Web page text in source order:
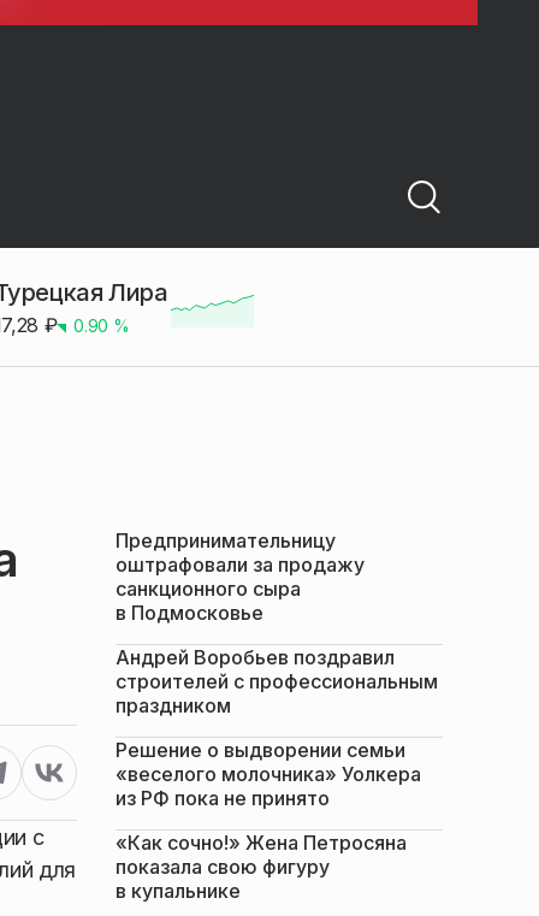
Лира
₽ 0.90 %
с
для
Предпринимательницу
оштрафовали за продажу
санкционного сыра
в Подмосковье
Андрей Воробьев поздравил
строителей с профессиональным
праздником
Решение о выдворении семьи
«веселого молочника» Уолкера
из РФ пока не принято
«Как сочно!» Жена Петросяна
показала свою фигуру
в купальнике